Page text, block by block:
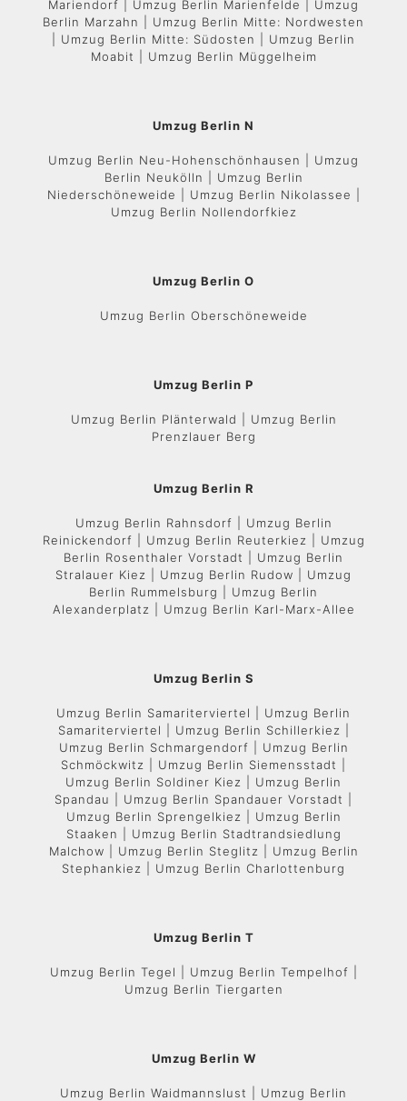
Mariendorf | Umzug Berlin Marienfelde | Umzug
Berlin Marzahn | Umzug Berlin Mitte: Nordwesten
| Umzug Berlin Mitte: Südosten | Umzug Berlin
Moabit | Umzug Berlin Müggelheim
Umzug Berlin N
Umzug Berlin Neu-Hohenschönhausen | Umzug
Berlin Neukölln | Umzug Berlin
Niederschöneweide | Umzug Berlin Nikolassee |
Umzug Berlin Nollendorfkiez
Umzug Berlin O
Umzug Berlin Oberschöneweide
Umzug Berlin P
Umzug Berlin Plänterwald | Umzug Berlin
Prenzlauer Berg
Umzug Berlin R
Umzug Berlin Rahnsdorf | Umzug Berlin
Reinickendorf | Umzug Berlin Reuterkiez | Umzug
Berlin Rosenthaler Vorstadt | Umzug Berlin
Stralauer Kiez | Umzug Berlin Rudow | Umzug
Berlin Rummelsburg | Umzug Berlin
Alexanderplatz | Umzug Berlin Karl-Marx-Allee
Umzug Berlin S
Umzug Berlin Samariterviertel | Umzug Berlin
Samariterviertel | Umzug Berlin Schillerkiez |
Umzug Berlin Schmargendorf | Umzug Berlin
Schmöckwitz | Umzug Berlin Siemensstadt |
Umzug Berlin Soldiner Kiez | Umzug Berlin
Spandau | Umzug Berlin Spandauer Vorstadt |
Umzug Berlin Sprengelkiez | Umzug Berlin
Staaken | Umzug Berlin Stadtrandsiedlung
Malchow | Umzug Berlin Steglitz | Umzug Berlin
Stephankiez | Umzug Berlin Charlottenburg
Umzug Berlin T
Umzug Berlin Tegel | Umzug Berlin Tempelhof |
Umzug Berlin Tiergarten
Umzug Berlin W
Umzug Berlin Waidmannslust | Umzug Berlin